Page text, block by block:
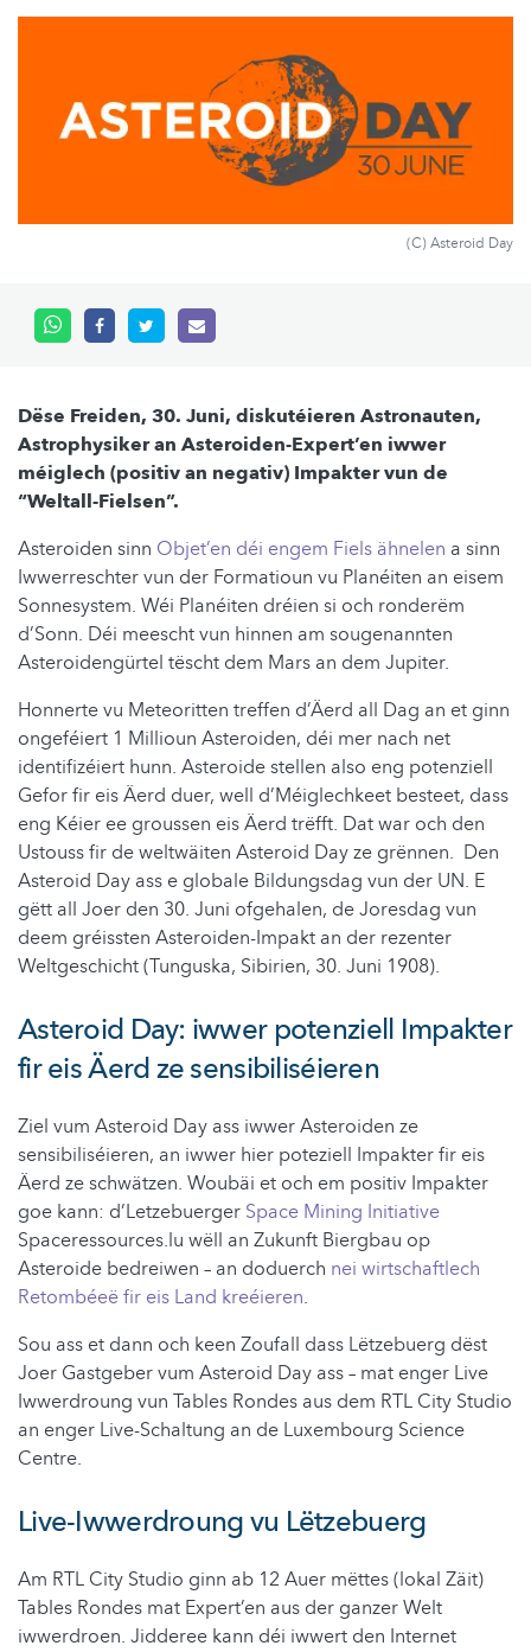
(C) Asteroid Day
Dëse Freiden, 30. Juni, diskutéieren Astronauten,
Astrophysiker an Asteroiden-Expert’en iwwer
méiglech (positiv an negativ) Impakter vun de
“Weltall-Fielsen”.
Asteroiden sinn Objet’en déi engem Fiels ähnelen a sinn
Iwwerreschter vun der Formatioun vu Planéiten an eisem
Sonnesystem. Wéi Planéiten dréien si och ronderëm
d’Sonn. Déi meescht vun hinnen am sougenannten
Asteroidengürtel tëscht dem Mars an dem Jupiter.
Honnerte vu Meteoritten treffen d’Äerd all Dag an et ginn
ongeféiert 1 Millioun Asteroiden, déi mer nach net
identifizéiert hunn. Asteroide stellen also eng potenziell
Gefor fir eis Äerd duer, well d’Méiglechkeet besteet, dass
eng Kéier ee groussen eis Äerd trëfft. Dat war och den
Ustouss fir de weltwäiten Asteroid Day ze grënnen. Den
Asteroid Day ass e globale Bildungsdag vun der UN. E
gëtt all Joer den 30. Juni ofgehalen, de Joresdag vun
deem gréissten Asteroiden-Impakt an der rezenter
Weltgeschicht (Tunguska, Sibirien, 30. Juni 1908).
Asteroid Day: iwwer potenziell Impakter
fir eis Äerd ze sensibiliséieren
Ziel vum Asteroid Day ass iwwer Asteroiden ze
sensibiliséieren, an iwwer hier poteziell Impakter fir eis
Äerd ze schwätzen. Woubäi et och em positiv Impakter
goe kann: d’Letzebuerger Space Mining Initiative
Spaceressources.lu wëll an Zukunft Biergbau op
Asteroide bedreiwen – an doduerch nei wirtschaftlech
Retombéeë fir eis Land kreéieren.
Sou ass et dann och keen Zoufall dass Lëtzebuerg dëst
Joer Gastgeber vum Asteroid Day ass – mat enger Live
Iwwerdroung vun Tables Rondes aus dem RTL City Studio
an enger Live-Schaltung an de Luxembourg Science
Centre.
Live-Iwwerdroung vu Lëtzebuerg
Am RTL City Studio ginn ab 12 Auer mëttes (lokal Zäit)
Tables Rondes mat Expert’en aus der ganzer Welt
iwwerdroen. Jidderee kann déi iwwert den Internet